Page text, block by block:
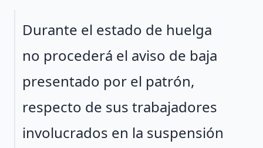
Párrafo 1
Durante el estado de huelga
no procederá el aviso de baja
presentado por el patrón,
respecto de sus trabajadores
involucrados en la suspensión